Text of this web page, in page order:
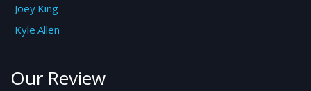
Joey King
Kyle Allen
Our Review